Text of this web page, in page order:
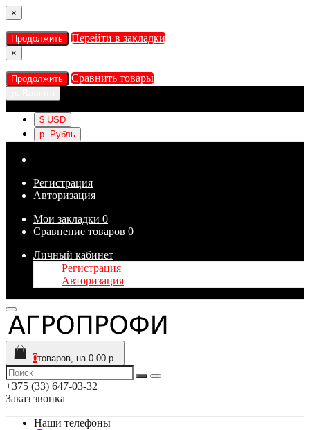
×
Продолжить Перейти в закладки
×
Продолжить Сравнить товары
$ USD
р. Рубль
Регистрация
Авторизация
Мои закладки 0
Сравнение товаров 0
Личный кабинет
Регистрация
Авторизация
0товаров, на 0.00 р.
+375 (33) 647-03-32
Заказ звонка
Наши телефоны